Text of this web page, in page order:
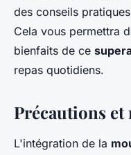
des conseils
Cela vous permettra
bienfaits de ce
repas quotidiens.
Précautions
L'intégration de la